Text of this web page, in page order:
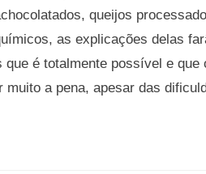
queijos
as explicações delas
é totalmente possível e
muito a pena, apesar das